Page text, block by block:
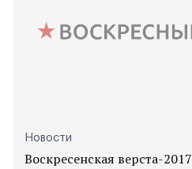
Новости
Воскресенская верста-2017